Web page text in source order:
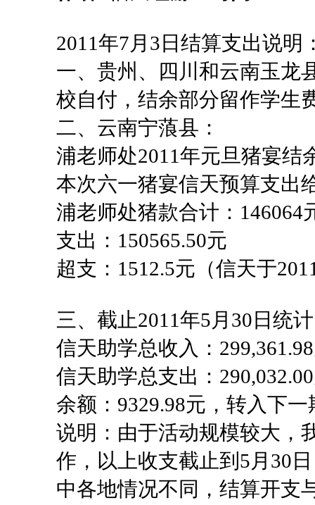
2011年7月3日结算支出说明
一、贵州、四川和云南玉龙
校自付，结余部分留作学生
二、云南宁蒗县：
浦老师处2011年元旦猪宴结
本次六一猪宴信天预算支出
浦老师处猪款合计：146064
支出：150565.50元
超支：1512.5元（信天于
三、截止2011年5月30日统
信天助学总收入：
信天助学总支出：
余额：9329.98元，转入下
说明：由于活动规模较大，
作，以上收支截止到5月30
中各地情况不同，结算开支